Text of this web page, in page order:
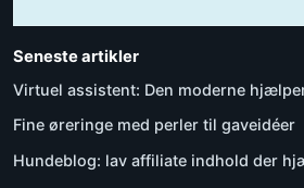
Seneste artikler
Virtuel assistent: Den moderne
Fine øreringe med perler til gaveidéer
Hundeblog: lav affiliate indhold der